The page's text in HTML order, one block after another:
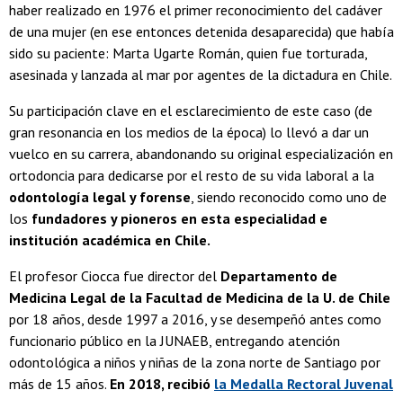
haber realizado en 1976 el primer reconocimiento del cadáver
de una mujer (en ese entonces detenida desaparecida) que había
sido su paciente: Marta Ugarte Román, quien fue torturada,
asesinada y lanzada al mar por agentes de la dictadura en Chile.
Su participación clave en el esclarecimiento de este caso (de
gran resonancia en los medios de la época) lo llevó a dar un
vuelco en su carrera, abandonando su original especialización en
ortodoncia para dedicarse por el resto de su vida laboral a la
odontología legal y forense, siendo reconocido como uno de
los fundadores y pioneros en esta especialidad e
institución académica en Chile.
El profesor Ciocca fue director del Departamento de
Medicina Legal de la Facultad de Medicina de la U. de Chile
por 18 años, desde 1997 a 2016, y se desempeñó antes como
funcionario público en la JUNAEB, entregando atención
odontológica a niños y niñas de la zona norte de Santiago por
más de 15 años. En 2018, recibió la Medalla Rectoral Juvenal